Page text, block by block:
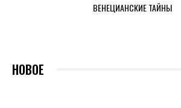
ВЕНЕЦИАНСКИЕ ТАЙНЫ
НОВОЕ